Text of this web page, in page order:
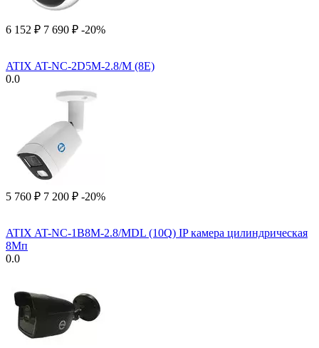
6 152 ₽ 7 690 ₽ -20%
ATIX AT-NC-2D5M-2.8/M (8E)
0.0
5 760 ₽ 7 200 ₽ -20%
ATIX AT-NC-1B8M-2.8/MDL (10Q) IP камера цилиндрическая
8Мп
0.0